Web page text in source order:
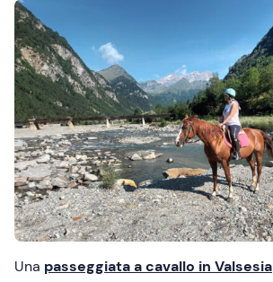
Una passeggiata a cavallo in Valsesia